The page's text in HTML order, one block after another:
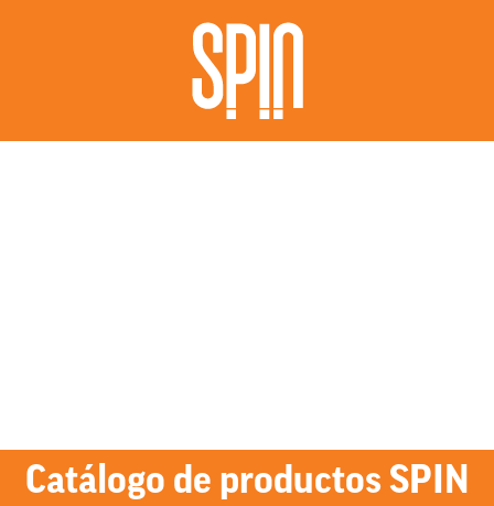
Catálogo de productos SPIN